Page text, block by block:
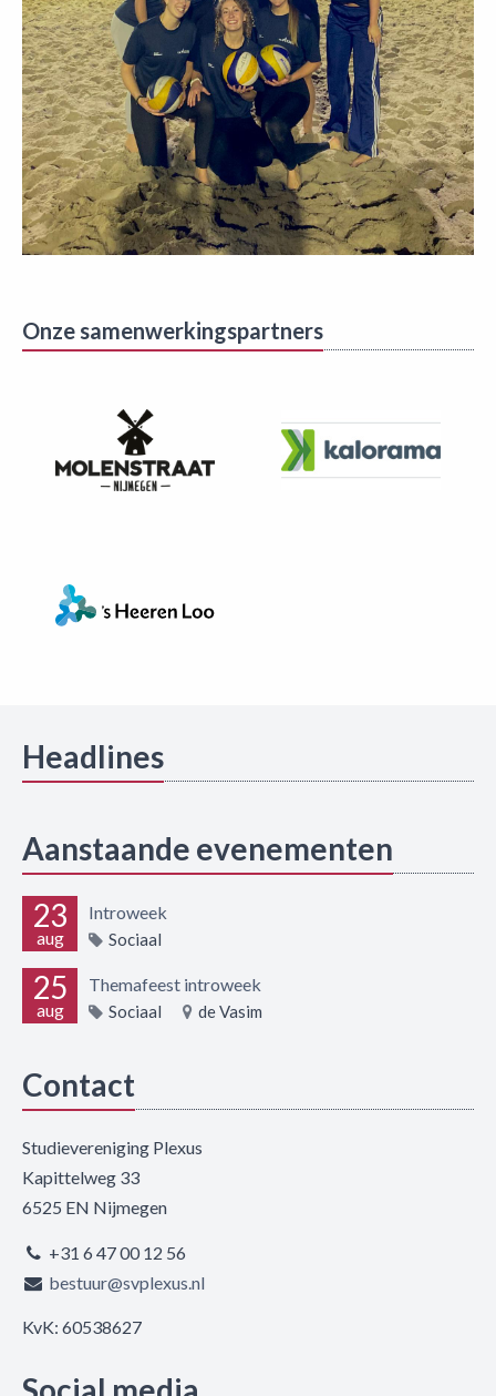
Onze samenwerkingspartners
Headlines
Aanstaande evenementen
23
aug
Introweek
Sociaal
25
aug
Themafeest introweek
Sociaal de Vasim
Contact
Studievereniging Plexus
Kapittelweg 33
6525 EN Nijmegen
+31 6 47 00 12 56
bestuur@svplexus.nl
KvK: 60538627